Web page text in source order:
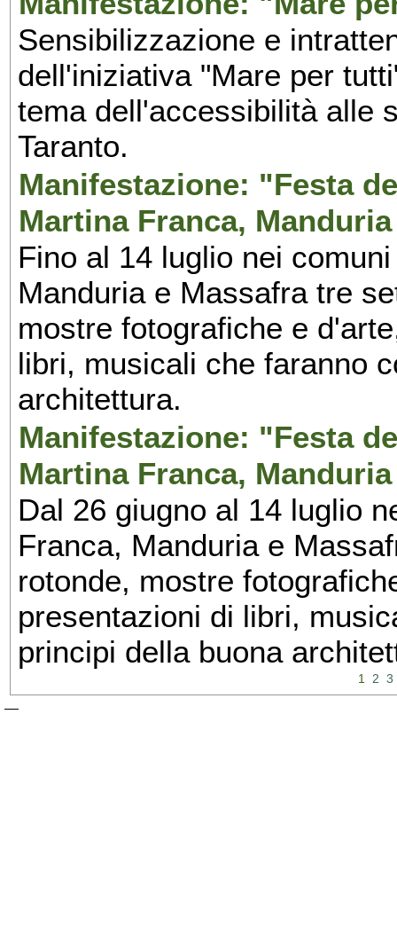
Sensibilizzazione e
dell'iniziativa "Mare per
tema dell'accessibilità alle
Taranto.
Manifestazione: "Festa
Martina Franca,
Fino al 14 luglio nei
Manduria e Massafra tre
mostre fotografiche e
libri, musicali che faranno
architettura.
Manifestazione: "Festa
Martina Franca,
Dal 26 giugno al 14 luglio
Franca, Manduria e
rotonde, mostre
presentazioni di libri,
principi della buona
1 2 3